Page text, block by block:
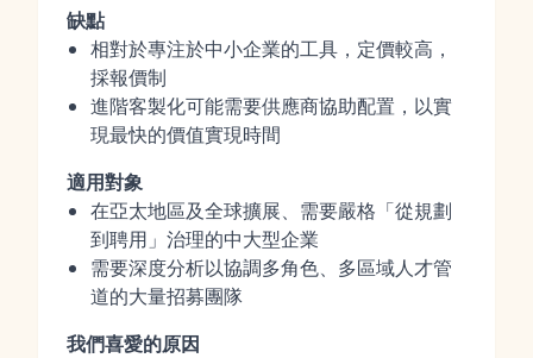
缺點
相對於專注於中小企業的工具，定價較高，
採報價制
進階客製化可能需要供應商協助配置，以實
現最快的價值實現時間
適用對象
在亞太地區及全球擴展、需要嚴格「從規劃
到聘用」治理的中大型企業
需要深度分析以協調多角色、多區域人才管
道的大量招募團隊
我們喜愛的原因